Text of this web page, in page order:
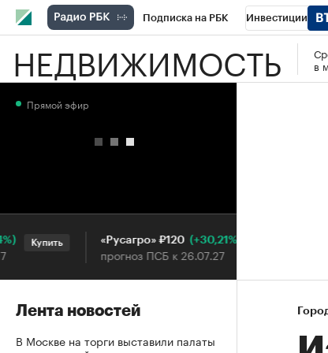
Подписка на РБК Инвестиции
РБК Вино Спорт Школа
НЕДВИЖИМОСТЬ
в
Прямой эфир
Купить «Русагро» ₽120 (+30,21%)
прогноз ПСБ к 26.07.27
Купить
Лента новостей
В Москве на торги выставили палаты